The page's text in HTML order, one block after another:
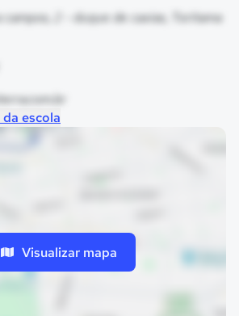
campos, 2 - duque de caxias, Toritama
escola
Visualizar mapa